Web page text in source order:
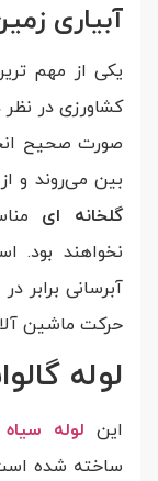
آبیاری
یکی از مهم
کشاورزی در
صورت صحیح
بین می‌روند و
گلخانه ای
نخواهند بود.
آبرسانی برابر
حرکت ماشین
لوله
این لوله
ساخته شده است